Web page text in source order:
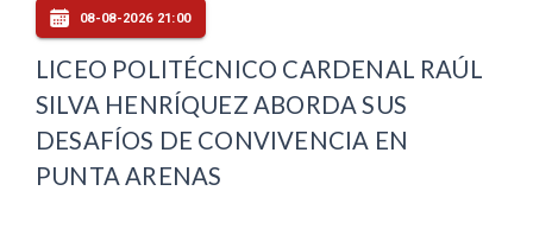
08-08-2026 21:00
LICEO POLITÉCNICO CARDENAL RAÚL
SILVA HENRÍQUEZ ABORDA SUS
DESAFÍOS DE CONVIVENCIA EN
PUNTA ARENAS